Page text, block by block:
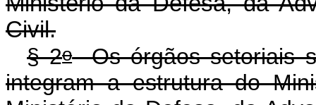
Civil.
§ 2oOs órgãos setoriais
integram a estrutura do